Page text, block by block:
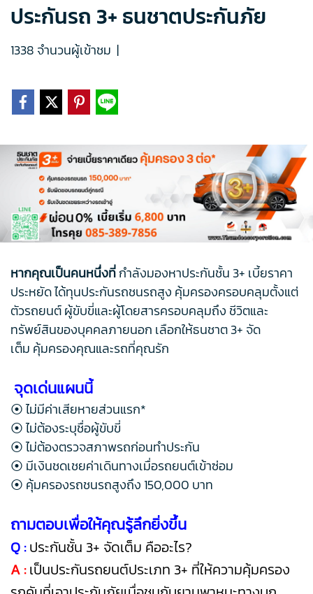
ประกันรถ 3+ ธนชาตประกันภัย
1338 จำนวนผู้เข้าชม |
หากคุณเป็นคนหนึ่งที่กำลังมองหาประกันชั้น 3+ เบี้ยราคา
ประหยัด ได้ทุนประกันรถชนรถสูง คุ้มครองครอบคลุมตั้งแต่
ตัวรถยนต์ ผู้ขับขี่และผู้โดยสารครอบคลุมถึง ชีวิตและ
ทรัพย์สินของบุคคลภายนอก เลือกให้ธนชาต 3+ จัด
เต็ม คุ้มครองคุณและรถที่คุณรัก
จุดเด่นแผนนี้
⦿ ไม่มีค่าเสียหายส่วนแรก*
⦿ ไม่ต้องระบุชื่อผู้ขับขี่
⦿ ไม่ต้องตรวจสภาพรถก่อนทำประกัน
⦿ มีเงินชดเชยค่าเดินทางเมื่อรถยนต์เข้าซ่อม
⦿ คุ้มครองรถชนรถสูงถึง 150,000 บาท
ถามตอบเพื่อให้คุณรู้ลึกยิ่งขึ้น
Q :ประกันชั้น 3+ จัดเต็ม คืออะไร?
A :เป็นประกันรถยนต์ประเภท 3+ ที่ให้ความคุ้มครอง